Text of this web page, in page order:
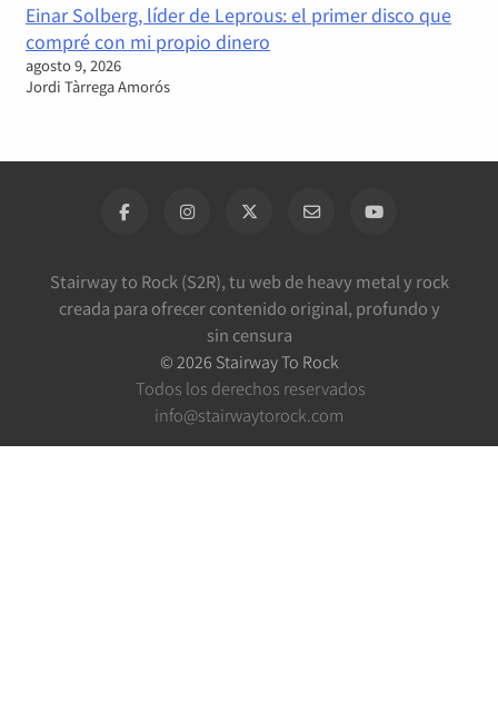
Einar Solberg, líder de Leprous: el primer disco que
compré con mi propio dinero
agosto 9, 2026
Jordi Tàrrega Amorós
Stairway to Rock (S2R), tu web de heavy metal y rock
creada para ofrecer contenido original, profundo y
sin censura
© 2026 Stairway To Rock
Todos los derechos reservados
info@stairwaytorock.com